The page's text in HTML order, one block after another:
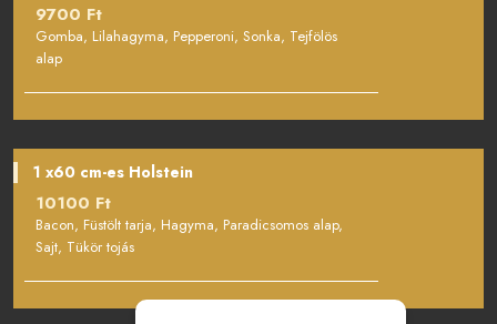
9700 Ft
Gomba, Lilahagyma, Pepperoni, Sonka, Tejfölös
alap
1 x60 cm-es Holstein
10100 Ft
Bacon, Füstölt tarja, Hagyma, Paradicsomos alap,
Sajt, Tükör tojás